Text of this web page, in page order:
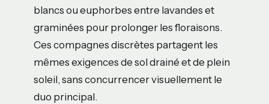
blancs ou euphorbes entre lavandes et
graminées pour prolonger les floraisons.
Ces compagnes discrètes partagent les
mêmes exigences de sol drainé et de plein
soleil, sans concurrencer visuellement le
duo principal.